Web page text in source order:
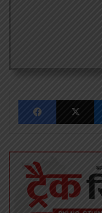
FacebookX